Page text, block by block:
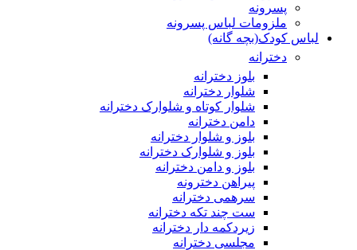
پسرونه
ملزومات لباس پسرونه
لباس کودک(بچه گانه)
دخترانه
بلوز دخترانه
شلوار دخترانه
شلوار کوتاه و شلوارک دخترانه
دامن دخترانه
بلوز و شلوار دخترانه
بلوز و شلوارک دخترانه
بلوز و دامن دخترانه
پیراهن دخترونه
سرهمی دخترانه
ست چند تکه دخترانه
زیردکمه دار دخترانه
مجلسی دخترانه